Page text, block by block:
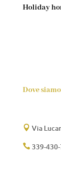
Holiday
Dove
 Via
339-